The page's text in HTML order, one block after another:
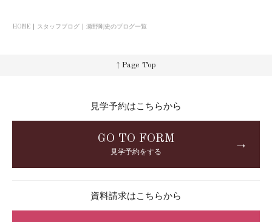
HOME スタッフブログ 瀬野剛史のブログ一覧
↑ Page Top
見学予約はこちらから
GO TO FORM
見学予約をする
→
資料請求はこちらから